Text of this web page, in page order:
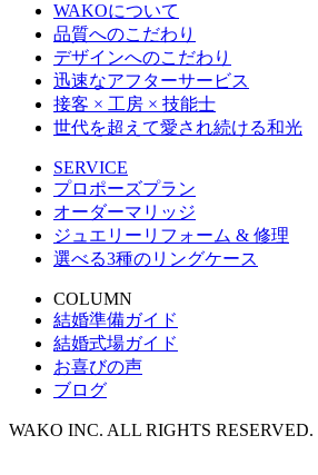
WAKOについて
品質へのこだわり
デザインへのこだわり
迅速なアフターサービス
接客 × 工房 × 技能士
世代を超えて愛され続ける和光
SERVICE
プロポーズプラン
オーダーマリッジ
ジュエリーリフォーム & 修理
選べる3種のリングケース
COLUMN
結婚準備ガイド
結婚式場ガイド
お喜びの声
ブログ
WAKO INC. ALL RIGHTS RESERVED.